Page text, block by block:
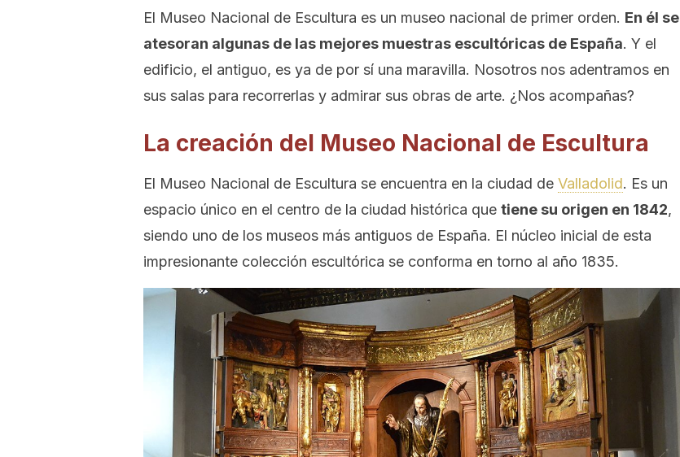
El Museo Nacional de Escultura es un museo nacional de primer orden. En él se
atesoran algunas de las mejores muestras escultóricas de España. Y el
edificio, el antiguo, es ya de por sí una maravilla. Nosotros nos adentramos en
sus salas para recorrerlas y admirar sus obras de arte. ¿Nos acompañas?
La creación del Museo Nacional de Escultura
El Museo Nacional de Escultura se encuentra en la ciudad de Valladolid. Es un
espacio único en el centro de la ciudad histórica que tiene su origen en 1842,
siendo uno de los museos más antiguos de España. El núcleo inicial de esta
impresionante colección escultórica se conforma en torno al año 1835.